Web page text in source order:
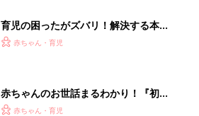
育児の困ったがズバリ！解決する本
『ひよこクラブ 秋号』 4カ月～2才
赤ちゃん・育児
赤ちゃんのお世話まるわかり！『初め
てのひよこクラブ 夏号』〈巻頭大特
赤ちゃん・育児